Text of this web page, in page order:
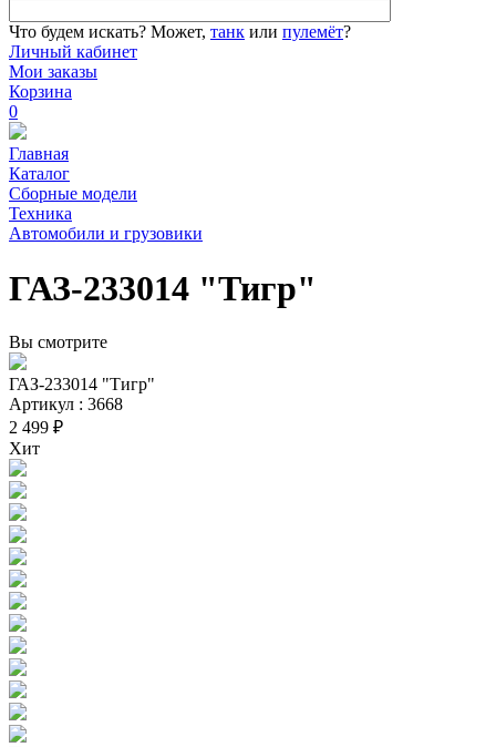
Что будем искать? Может, танк или пулемёт?
Личный кабинет
Мои заказы
Корзина
0
Главная
Каталог
Сборные модели
Техника
Автомобили и грузовики
ГАЗ-233014 "Тигр"
Вы смотрите
ГАЗ-233014 "Тигр"
Артикул : 3668
2 499 ₽
Хит